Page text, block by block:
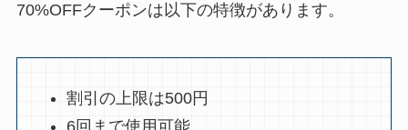
70%OFFクーポンは以下の特徴があります。
割引の上限は500円
6回まで使用可能